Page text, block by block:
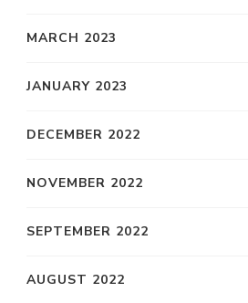
MARCH 2023
JANUARY 2023
DECEMBER 2022
NOVEMBER 2022
SEPTEMBER 2022
AUGUST 2022